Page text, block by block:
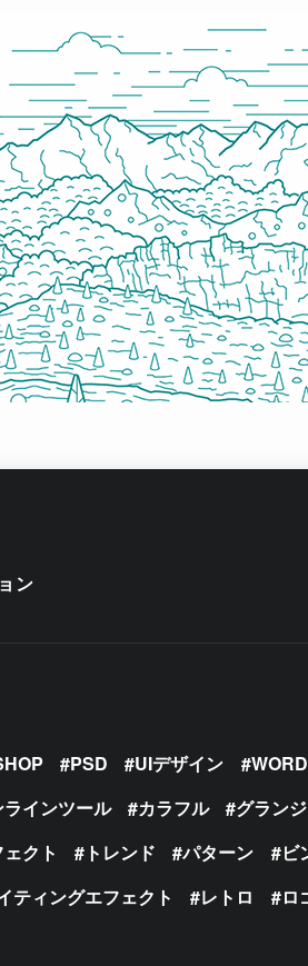
ン
PSD UIデザイン
インツール カラフル グランジ
クト トレンド パターン ビ
ティングエフェクト レトロ ロ